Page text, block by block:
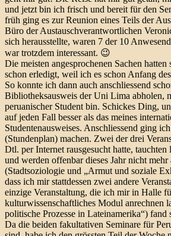
und jetzt bin ich frisch und bereit für den
früh ging es zur Reunion eines Teils der
Büro der Austauschverantwortlichen
sich herausstellte, waren 7 der 10
war trotzdem interessant. 😉
Die meisten angesprochenen Sachen
schon erledigt, weil ich es schon Anfang
So konnte ich dann auch anschliessend
Bibliotheksausweis der Uni Lima abholen,
peruanischer Student bin. Schickes Ding,
auf jeden Fall besser als das meines
Studentenausweises. Anschliessend ging
(Stundenplan) machen. Zwei der drei
Dtl. per Internet rausgesucht hatte,
und werden offenbar dieses Jahr nicht mehr
(Stadtsoziologie und „Armut und soziale
dass ich mir stattdessen zwei andere
einzige Veranstaltung, die ich mir in Halle
kulturwissenschaftliches Modul anrechnen
politische Prozesse in Lateinamerika“)
Da die beiden fakultativen Seminare für